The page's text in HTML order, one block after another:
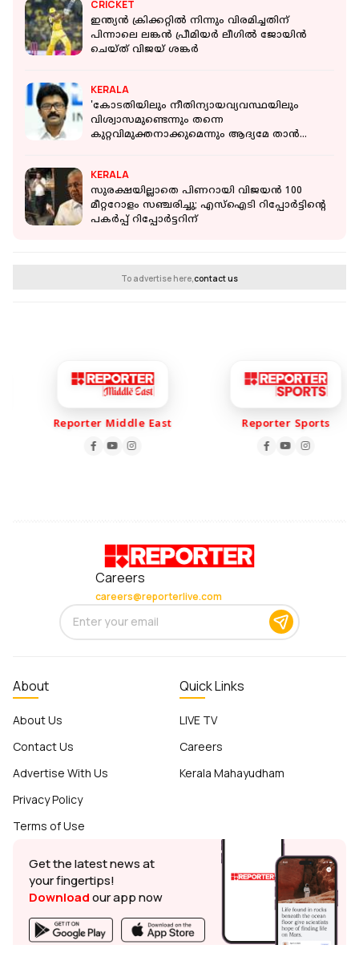
CRICKET
ഇന്ത്യൻ ക്രിക്കറ്റിൽ നിന്നും വിരമിച്ചതിന്
പിന്നാലെ ലങ്കന്‍ പ്രീമിയര്‍ ലീഗിൽ ജോയിൻ
ചെയ്ത് വിജയ് ശങ്കര്‍
KERALA
'കോടതിയിലും നീതിന്യായവ്യവസ്ഥയിലും
വിശ്വാസമുണ്ടെന്നും തന്നെ
കുറ്റവിമുക്തനാക്കുമെന്നും ആദ്യമേ താൻ
KERALA
സുരക്ഷയില്ലാതെ പിണറായി വിജയന്‍ 100
മീറ്ററോളം സഞ്ചരിച്ചു; എസ്‌ഐടി റിപ്പോര്‍ട്ടിന്റെ
പകര്‍പ്പ് റിപ്പോര്‍ട്ടറിന്
To advertise here,contact us
Reporter Middle East Reporter Sports
Careers
careers@reporterlive.com
About
About Us
Contact Us
Advertise With Us
Privacy Policy
Terms of Use
Quick Links
LIVE TV
Careers
Kerala Mahayudham
Get the latest news at
your fingertips!
Downloadour app now